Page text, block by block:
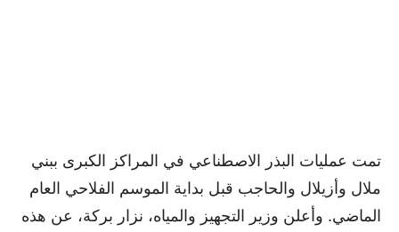
تمت عمليات البذر الاصطناعي في المراكز الكبرى ببني
ملال وأزيلال والحاجب قبل بداية الموسم الفلاحي العام
الماضي. وأعلن وزير التجهيز والمياه، نزار بركة، عن هذه